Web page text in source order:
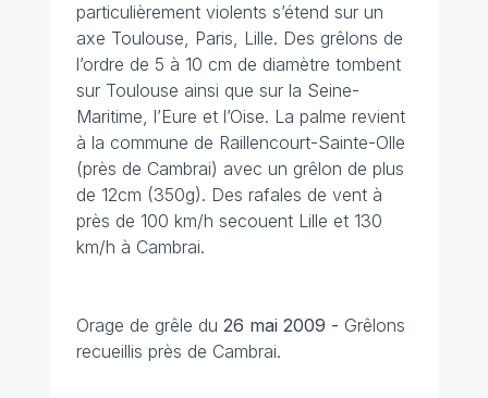
particulièrement violents s’étend sur un
axe Toulouse, Paris, Lille. Des grêlons de
l’ordre de 5 à 10 cm de diamètre tombent
sur Toulouse ainsi que sur la Seine-
Maritime, l’Eure et l’Oise. La palme revient
à la commune de Raillencourt-Sainte-Olle
(près de Cambrai) avec un grêlon de plus
de 12cm (350g). Des rafales de vent à
près de 100 km/h secouent Lille et 130
km/h à Cambrai.
Orage de grêle du 26 mai 2009 - Grêlons
recueillis près de Cambrai.